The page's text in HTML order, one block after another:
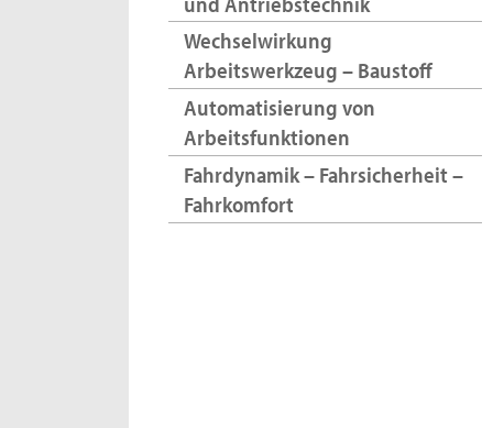
Wechselwirkung
Arbeitswerkzeug – Baustoff
Automatisierung von
Arbeitsfunktionen
Fahrdynamik – Fahrsicherheit –
Fahrkomfort